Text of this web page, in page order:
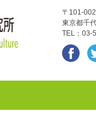
〒101-
東京都千
TEL：